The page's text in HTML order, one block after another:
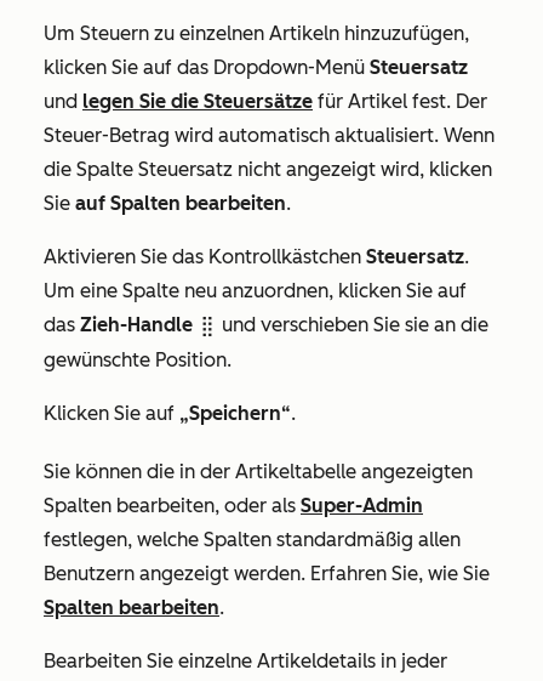
Um Steuern zu einzelnen Artikeln hinzuzufügen,
klicken Sie auf das Dropdown-Menü Steuersatz
und legen Sie die Steuersätze für Artikel fest. Der
Steuer-Betrag wird automatisch aktualisiert. Wenn
die Spalte Steuersatz nicht angezeigt wird, klicken
Sie auf Spalten bearbeiten.
Aktivieren Sie das Kontrollkästchen Steuersatz.
Um eine Spalte neu anzuordnen, klicken Sie auf
das Zieh-Handle dragHandle und verschieben Sie sie an die
gewünschte Position.
Klicken Sie auf „Speichern“.
Sie können die in der Artikeltabelle angezeigten
Spalten bearbeiten, oder als Super-Admin
festlegen, welche Spalten standardmäßig allen
Benutzern angezeigt werden. Erfahren Sie, wie Sie
Spalten bearbeiten.
Bearbeiten Sie einzelne Artikeldetails in jeder